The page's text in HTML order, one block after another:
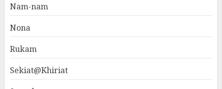
Nam-nam
Nona
Rukam
Sekiat@Khiriat